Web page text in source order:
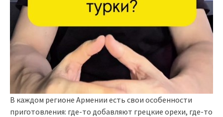
В каждом регионе Армении есть свои особенности
приготовления: где-то добавляют грецкие орехи, где-то